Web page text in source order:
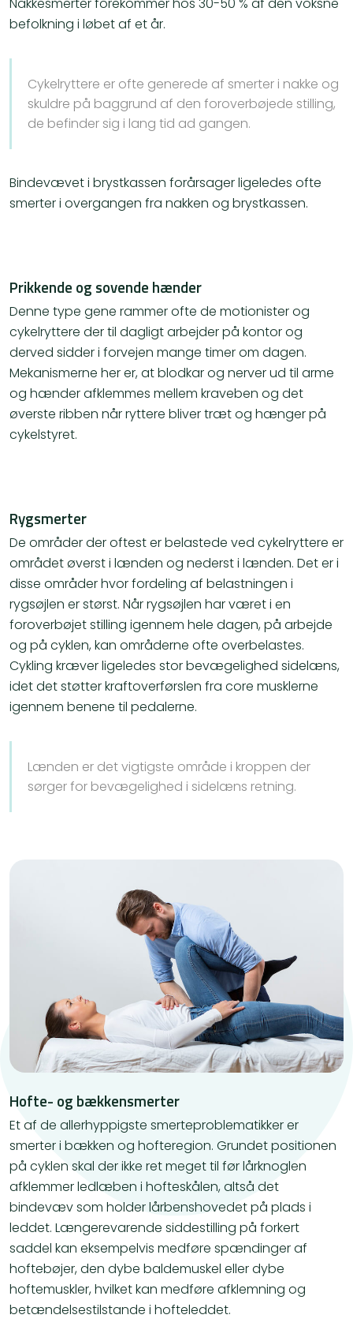
befolkning i løbet af et år.
Cykelryttere er ofte generede af smerter i nakke og
skuldre på baggrund af den foroverbøjede stilling,
de befinder sig i lang tid ad gangen.
Bindevævet i brystkassen forårsager ligeledes ofte
smerter i overgangen fra nakken og brystkassen.
Prikkende og sovende hænder
Denne type gene rammer ofte de motionister og
cykelryttere der til dagligt arbejder på kontor og
derved sidder i forvejen mange timer om dagen.
Mekanismerne her er, at blodkar og nerver ud til arme
og hænder afklemmes mellem kraveben og det
øverste ribben når ryttere bliver træt og hænger på
cykelstyret.
Rygsmerter
De områder der oftest er belastede ved cykelryttere er
området øverst i lænden og nederst i lænden. Det er i
disse områder hvor fordeling af belastningen i
rygsøjlen er størst. Når rygsøjlen har været i en
foroverbøjet stilling igennem hele dagen, på arbejde
og på cyklen, kan områderne ofte overbelastes.
Cykling kræver ligeledes stor bevægelighed sidelæns,
idet det støtter kraftoverførslen fra core musklerne
igennem benene til pedalerne.
Lænden er det vigtigste område i kroppen der
sørger for bevægelighed i sidelæns retning.
Hofte- og bækkensmerter
Et af de allerhyppigste smerteproblematikker er
smerter i bækken og hofteregion. Grundet positionen
på cyklen skal der ikke ret meget til før lårknoglen
afklemmer ledlæben i hofteskålen, altså det
bindevæv som holder lårbenshovedet på plads i
leddet. Længerevarende siddestilling på forkert
saddel kan eksempelvis medføre spændinger af
hoftebøjer, den dybe baldemuskel eller dybe
hoftemuskler, hvilket kan medføre afklemning og
betændelsestilstande i hofteleddet.